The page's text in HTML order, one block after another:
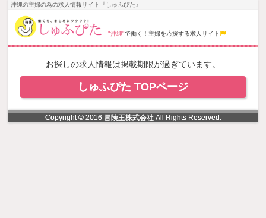
NowLoading
沖縄の主婦の為の求人情報サイト『しゅふぴた』
"沖縄"で働く！主婦を応援する求人サイト
お探しの求人情報は掲載期限が過ぎています。
しゅふぴた TOPページ
Copyright © 2016 冒険王株式会社All Rights Reserved.